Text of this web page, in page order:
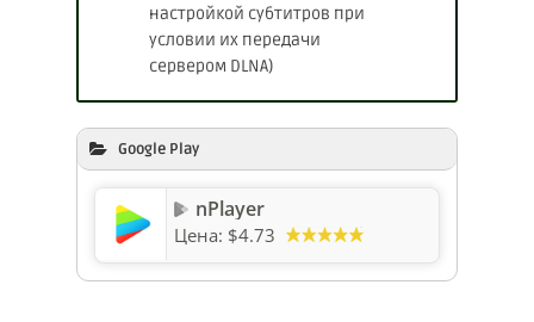
настройкой субтитров при
условии их передачи
сервером DLNA)
Google Play
nPlayer
Цена: $4.73